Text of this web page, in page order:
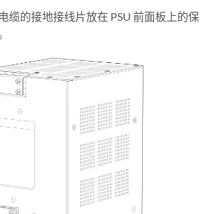
缆的接地接线片放在 PSU 前面板上的保